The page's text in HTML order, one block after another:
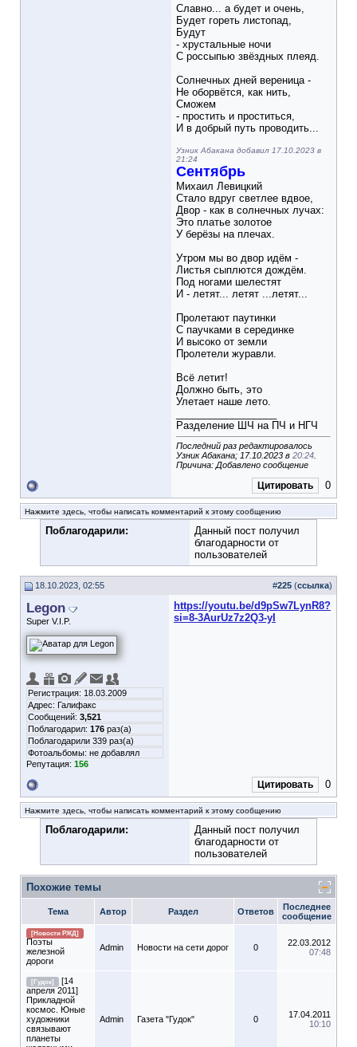
Славно... а будет и очень,
Будет гореть листопад,
Будут
- хрустальные ночи
С россыпью звёздных плеяд.
Солнечных дней вереница -
Не оборвётся, как нить,
Сможем
- простить и проститься,
И в добрый путь проводить...
Узник Абакана добавил 17.10.2023 в
21:24
Сентябрь
Михаил Левицкий
Стало вдруг светлее вдвое,
Двор - как в солнечных лучах:
Это платье золотое
У берёзы на плечах.
Утром мы во двор идём -
Листья сыплются дождём.
Под ногами шелестят
И - летят... летят ...летят...
Пролетают паутинки
С паучками в серединке
И высоко от земли
Пролетели журавли.
Всё летит!
Должно быть, это
Улетает наше лето.
Разделение ШЧ на ПЧ и НГЧ
Последний раз редактировалось
Узник Абакана; 17.10.2023 в 20:24
Причина: Добавлено сообщение
Цитировать 0
Нажмите здесь, чтобы написать комментарий к этому сообщению
Поблагодарили:
Данный пост получил
благодарности от
пользователей
18.10.2023, 02:55 #225 (ссылка)
Legon
Super V.I.P.
Регистрация: 18.03.2009
Адрес: Галифакс
Сообщений: 3,521
Поблагодарил: 176 раз(а)
Поблагодарили 339 раз(а)
Фотоальбомы: не добавлял
Репутация: 156
https://youtu.be/d9pSw7LynR8?
si=8-3AurUz7z2Q3-yI
Цитировать 0
Нажмите здесь, чтобы написать комментарий к этому сообщению
Поблагодарили:
Данный пост получил
благодарности от
пользователей
Похожие темы
Тема Автор Раздел Ответов
Последнее
сообщение
[Новости РЖД]
Поэты
железной
дороги
Admin Новости на сети дорог 0
22.03.2012
07:48
[Гудок]
[14
апреля 2011]
Прикладной
космос. Юные
художники
связывают
планеты
Admin Газета "Гудок" 0
17.04.2011
10:10